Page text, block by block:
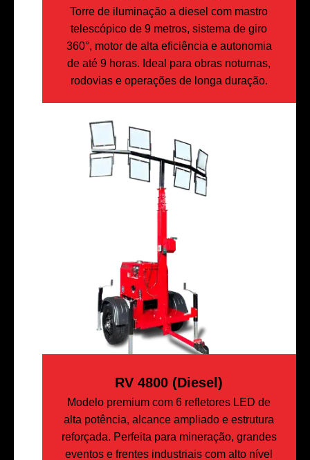
Torre de iluminação a diesel com mastro
telescópico de 9 metros, sistema de giro
360°, motor de alta eficiência e autonomia
de até 9 horas. Ideal para obras noturnas,
rodovias e operações de longa duração.
RV 4800 (Diesel)
Modelo premium com 6 refletores LED de
alta potência, alcance ampliado e estrutura
reforçada. Perfeita para mineração, grandes
eventos e frentes industriais com alto nível